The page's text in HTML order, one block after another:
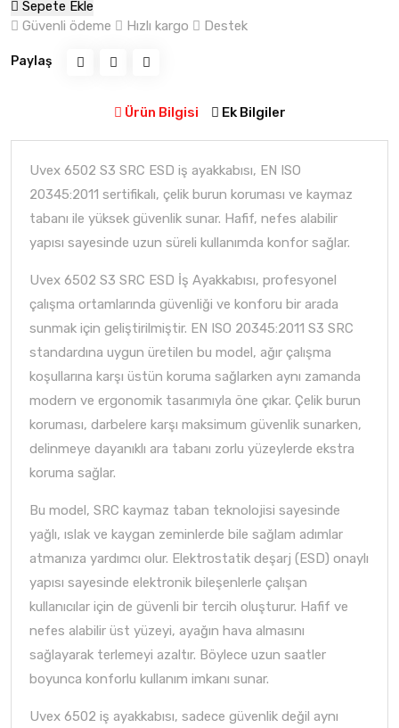
Sepete Ekle
Güvenli ödeme
Hızlı kargo Destek
Paylaş
Ürün Bilgisi Ek Bilgiler
Uvex 6502 S3 SRC ESD iş ayakkabısı, EN ISO
20345:2011 sertifikalı, çelik burun koruması ve kaymaz
tabanı ile yüksek güvenlik sunar. Hafif, nefes alabilir
yapısı sayesinde uzun süreli kullanımda konfor sağlar.
Uvex 6502 S3 SRC ESD İş Ayakkabısı, profesyonel
çalışma ortamlarında güvenliği ve konforu bir arada
sunmak için geliştirilmiştir. EN ISO 20345:2011 S3 SRC
standardına uygun üretilen bu model, ağır çalışma
koşullarına karşı üstün koruma sağlarken aynı zamanda
modern ve ergonomik tasarımıyla öne çıkar. Çelik burun
koruması, darbelere karşı maksimum güvenlik sunarken,
delinmeye dayanıklı ara tabanı zorlu yüzeylerde ekstra
koruma sağlar.
Bu model, SRC kaymaz taban teknolojisi sayesinde
yağlı, ıslak ve kaygan zeminlerde bile sağlam adımlar
atmanıza yardımcı olur. Elektrostatik deşarj (ESD) onaylı
yapısı sayesinde elektronik bileşenlerle çalışan
kullanıcılar için de güvenli bir tercih oluşturur. Hafif ve
nefes alabilir üst yüzeyi, ayağın hava almasını
sağlayarak terlemeyi azaltır. Böylece uzun saatler
boyunca konforlu kullanım imkanı sunar.
Uvex 6502 iş ayakkabısı, sadece güvenlik değil aynı